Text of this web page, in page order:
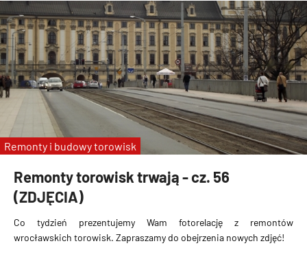
Remonty torowisk trwają - cz. 56
(ZDJĘCIA)
Co tydzień prezentujemy Wam fotorelację z remontów
wrocławskich torowisk. Zapraszamy do obejrzenia nowych zdjęć!
Remonty i budowy torowisk